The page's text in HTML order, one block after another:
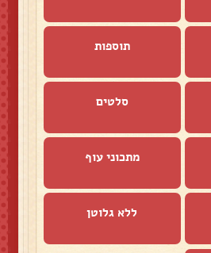
תוספות
סלטים
מתכוני עוף
ללא גלוטן